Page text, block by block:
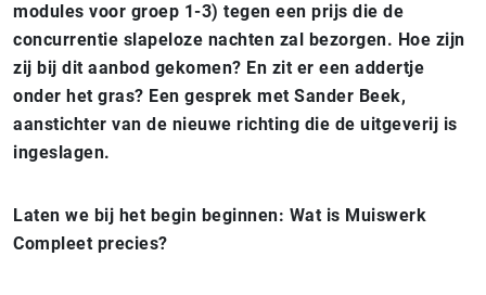
modules voor groep 1-3) tegen een prijs die de
concurrentie slapeloze nachten zal bezorgen. Hoe zijn
zij bij dit aanbod gekomen? En zit er een addertje
onder het gras? Een gesprek met Sander Beek,
aanstichter van de nieuwe richting die de uitgeverij is
ingeslagen.
Laten we bij het begin beginnen: Wat is Muiswerk
Compleet precies?